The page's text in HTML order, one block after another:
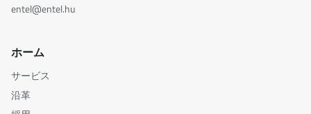
entel@entel.hu
ホーム
サービス
沿革